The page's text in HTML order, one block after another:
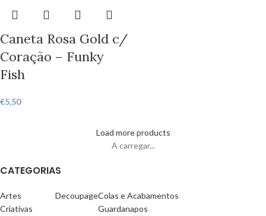
CATEGORIAS
Artes
Criativas
DecoupageColas e Acabamentos
Guardanapos
Caneta Rosa Gold c/
Coração – Funky
Fish
€5,50
Load more products
A carregar...